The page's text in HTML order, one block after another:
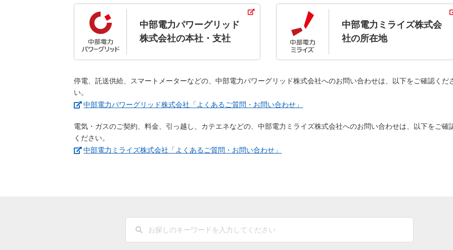
中部電力パワーグリッド
株式会社の本社・支社
中部電力ミライズ株式会
社の所在地
停電、託送供給、スマートメーターなどの、中部電力パワーグリッド株式会社へのお問い合わせは、以下をご確認くだ
い。
中部電力パワーグリッド株式会社「よくあるご質問・お問い合わせ」
電気・ガスのご契約、料金、引っ越し、カテエネなどの、中部電力ミライズ株式会社へのお問い合わせは、以下をご確
ください。
中部電力ミライズ株式会社「よくあるご質問・お問い合わせ」